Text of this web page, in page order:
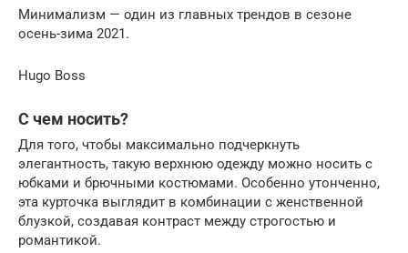
Минимализм — один из главных трендов в сезоне
осень-зима 2021.
Hugo Boss
С чем носить?
Для того, чтобы максимально подчеркнуть
элегантность, такую верхнюю одежду можно носить с
юбками и брючными костюмами. Особенно утонченно,
эта курточка выглядит в комбинации с женственной
блузкой, создавая контраст между строгостью и
романтикой.